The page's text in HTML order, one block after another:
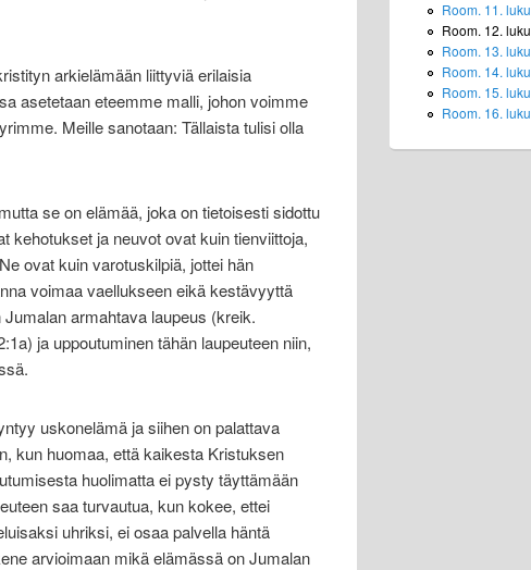
arkielämään liittyviä erilaisia
asetetaan eteemme malli, johon voimme
Meille sanotaan: Tällaista tulisi olla
se on elämää, joka on tietoisesti sidottu
kehotukset ja neuvot ovat kuin tienviittoja,
ovat kuin varotuskilpiä, jottei hän
voimaa vaellukseen eikä kestävyyttä
armahtava laupeus (kreik.
ja uppoutuminen tähän laupeuteen niin,
uskonelämä ja siihen on palattava
kun huomaa, että kaikesta Kristuksen
huolimatta ei pysty täyttämään
saa turvautua, kun kokee, ettei
uhriksi, ei osaa palvella häntä
arvioimaan mikä elämässä on Jumalan
Room. 11. luku
Room. 12. luku
Room. 13. luku
Room. 14. luku
Room. 15. luku
Room. 16. luku